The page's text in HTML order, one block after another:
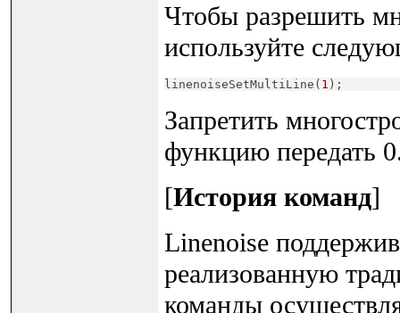
Чтобы разрешить
используйте
linenoiseSetMultiLine( 1 );
Запретить
функцию передать
[История команд]
Linenoise
реализованную
команды